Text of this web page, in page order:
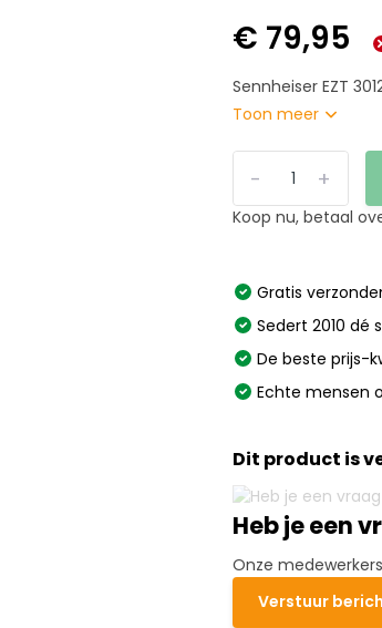
€ 79,95
Sennheiser EZT
Toon meer
+
-
Koop nu, betaal
Gratis
Sedert 2010 dé
De beste prijs-
Echte mensen
Dit product is
Heb je een
Onze
Verstuur